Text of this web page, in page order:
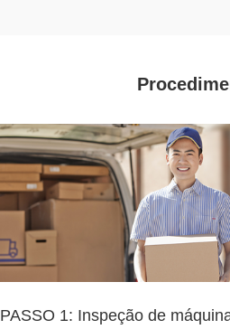
PASSO 1: Inspeção de